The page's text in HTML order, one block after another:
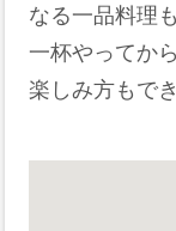
なる一品料理
一杯やってか
楽しみ方もで